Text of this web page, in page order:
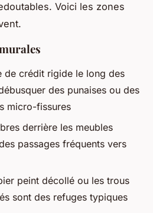
Voici les zones
de crédit rigide le long des
des punaises ou des
micro-fissures
derrière les meubles
passages fréquents vers
peint décollé ou les trous
sont des refuges typiques